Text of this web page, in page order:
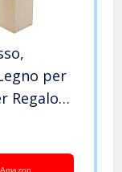
per
Regalo,
di